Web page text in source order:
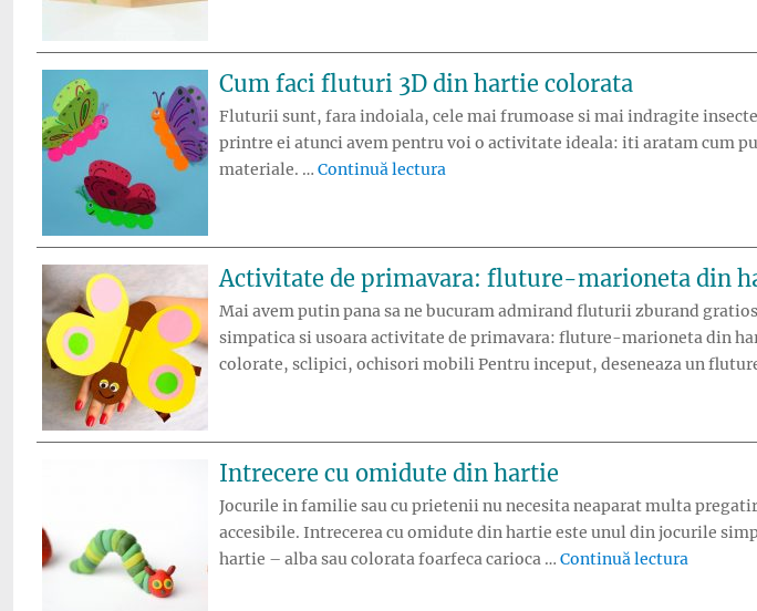
Cum faci fluturi 3D din hartie colorata
Fluturii sunt, fara indoiala, cele mai frumoase si mai indragite
printre ei atunci avem pentru voi o activitate ideala: iti aratam cum
materiale. … Continuă lectura
Activitate de primavara: fluture-marioneta din
Mai avem putin pana sa ne bucuram admirand fluturii zburand
simpatica si usoara activitate de primavara: fluture-marioneta din
colorate, sclipici, ochisori mobili Pentru inceput, deseneaza un
Intrecere cu omidute din hartie
Jocurile in familie sau cu prietenii nu necesita neaparat multa
accesibile. Intrecerea cu omidute din hartie este unul din jocurile
hartie – alba sau colorata foarfeca carioca … Continuă lectura